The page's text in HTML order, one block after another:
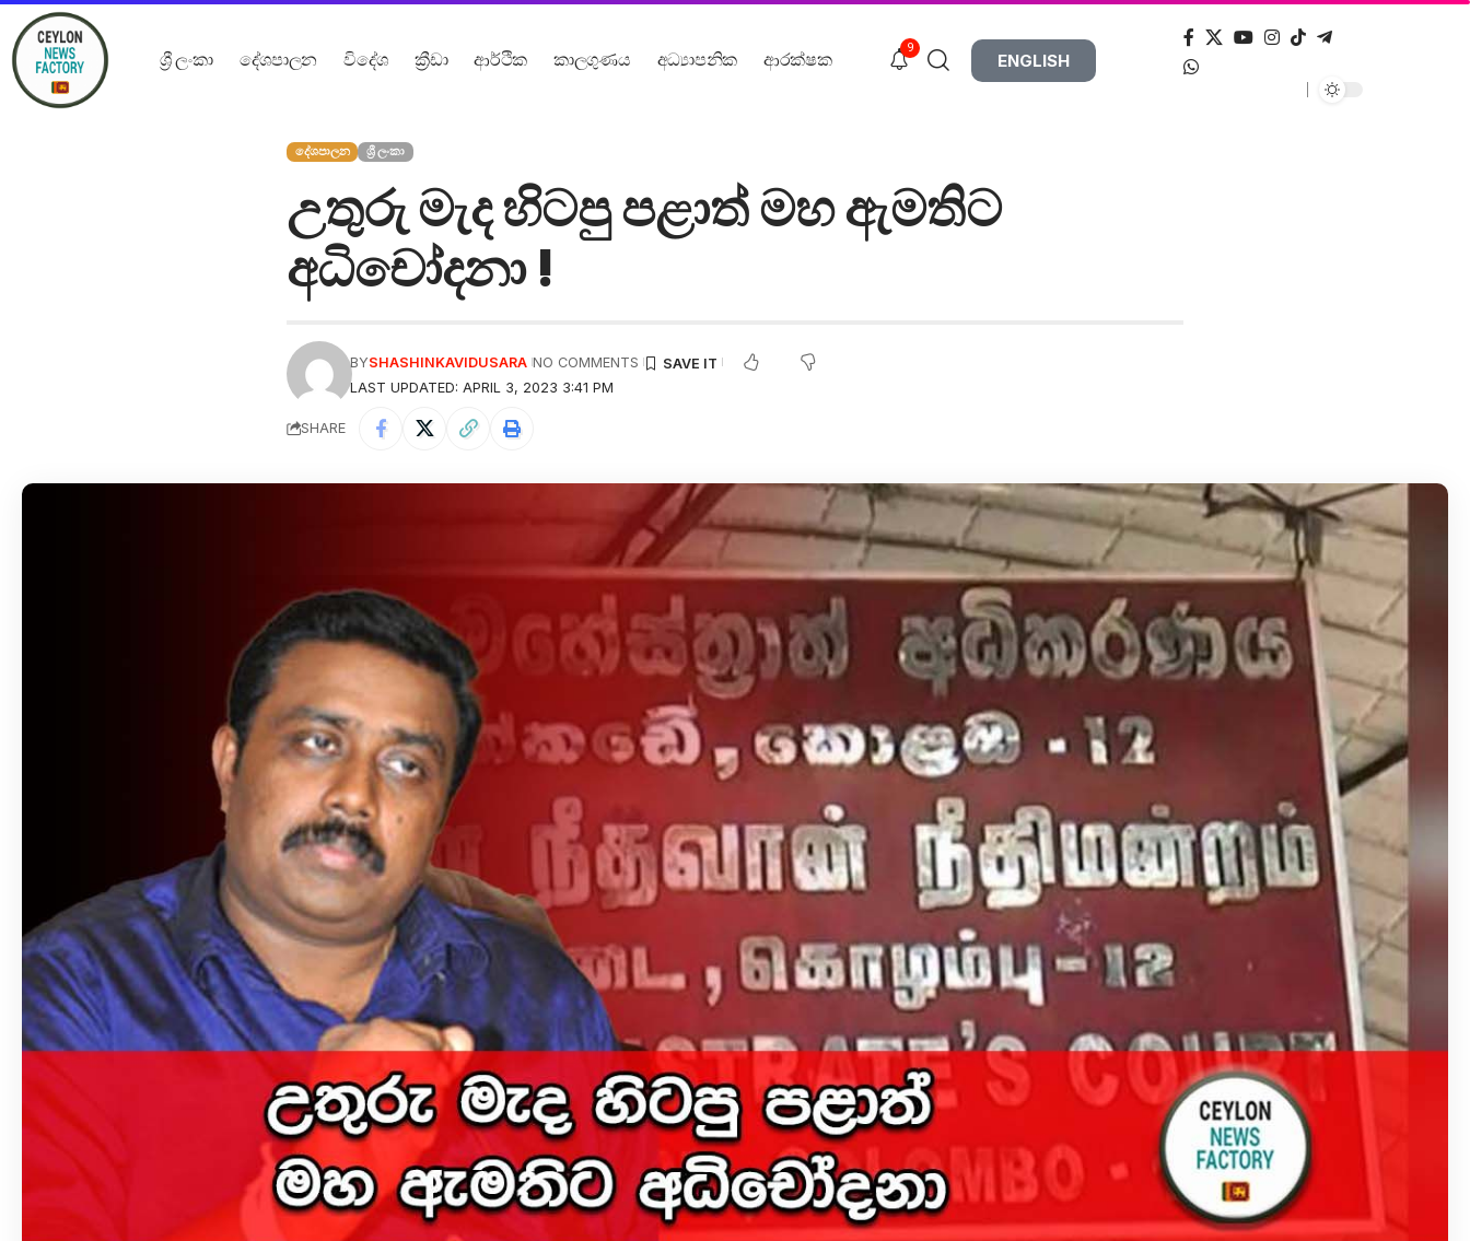
ශ්‍රී ලංකා දේශපාලන විදේශ ක්‍රීඩා ආර්ථික කාලගුණය අධ්‍යාපනික ආරක්ෂක
9
ENGLISH
දේශපාලන ශ්‍රී ලංකා
උතුරු මැද හිටපු පළාත් මහ ඇමතිට
අධිචෝදනා !
LAST UPDATED: APRIL 3, 2023 3:41 PM
BYSHASHINKAVIDUSARA NO COMMENTS
SHARE